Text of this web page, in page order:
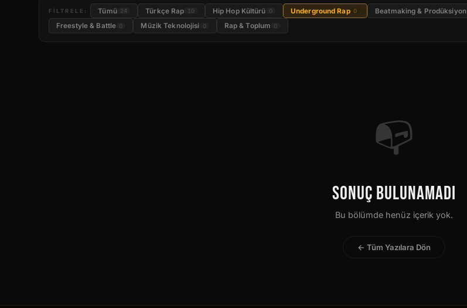
FILTRELE: Tümü 24 Türkçe Rap 10 Hip Hop Kültürü 0 Underground Rap 0 Beatmaking & Prodüksiyon
Freestyle & Battle 0 Müzik Teknolojisi 0 Rap & Toplum 0
📭
SONUÇ BULUNAMADI
Bu bölümde henüz içerik yok.
← Tüm Yazılara Dön